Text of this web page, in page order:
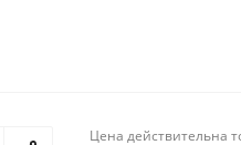
Цена действительна